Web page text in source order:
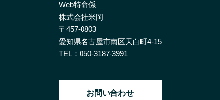
Web特命係
株式会社米岡
〒457-0803
愛知県名古屋市南区天白町4-15
TEL： 050-3187-3991
お問い合わせ